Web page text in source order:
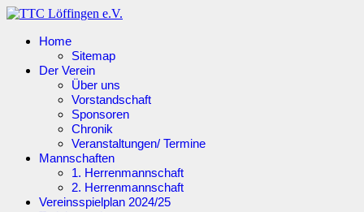
Home
Sitemap
Der Verein
Über uns
Vorstandschaft
Sponsoren
Chronik
Veranstaltungen/ Termine
Mannschaften
1. Herrenmannschaft
2. Herrenmannschaft
Vereinsspielplan 2024/25